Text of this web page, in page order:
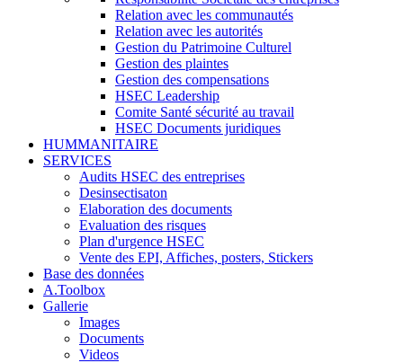
Relation avec les communautés
Relation avec les autorités
Gestion du Patrimoine Culturel
Gestion des plaintes
Gestion des compensations
HSEC Leadership
Comite Santé sécurité au travail
HSEC Documents juridiques
HUMMANITAIRE
SERVICES
Audits HSEC des entreprises
Desinsectisaton
Elaboration des documents
Evaluation des risques
Plan d'urgence HSEC
Vente des EPI, Affiches, posters, Stickers
Base des données
A.Toolbox
Gallerie
Images
Documents
Videos